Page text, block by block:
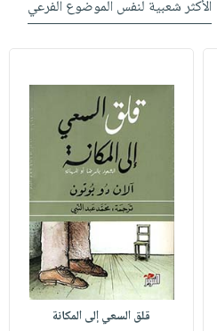
الأكثر شعبية لنفس الموضوع الفرعي
قلق السعي إلى المكانة